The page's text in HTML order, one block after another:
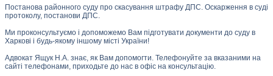
Постанова районного суду про скасування штрафу ДПС. Оскарження в суді
протоколу, постанови ДПС.
Ми проконсультуємо і допоможемо Вам підготувати документи до суду в
Харкові і будь-якому іншому місті України!
Адвокат Ящук Н.А. знає, як Вам допомогти. Телефонуйте за вказаними на
сайті телефонами, приходьте до нас в офіс на консультацію.